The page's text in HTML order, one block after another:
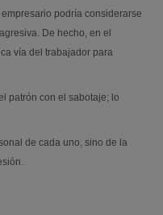
podría considerarse
De hecho, en el
vía del trabajador para
patrón con el sabotaje; lo
de cada uno, sino de la